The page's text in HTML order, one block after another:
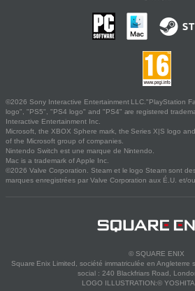
©2026 Sony Interactive Entertainment LLC."PlayStation
logo", "PS5", "PS4 logo" and "PS4" are registered
Interactive Entertainment Inc.
Microsoft, the XBOX Sphere mark, the Series X|S logo
of the Microsoft group of companies.
Nintendo Switch est une marque de Nintendo.
Mac is a trademark of Apple Inc.
©2026 Valve Corporation. Steam et le logo Steam sont
marques enregistrées par Valve Corporation aux É.U. et/
© SQUARE ENIX
Square Enix Limited, société immatriculée en Angleterre
social : 240 Blackfriars Road,
LOGO ILLUSTRATION:©